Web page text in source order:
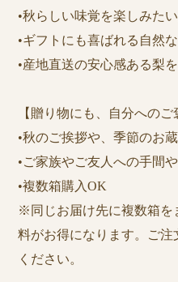
•秋らしい味覚を楽しみた
•ギフトにも喜ばれる自然
•産地直送の安心感ある梨
【贈り物にも、自分へのご
•秋のご挨拶や、季節のお
•ご家族やご友人への手間
•複数箱購入OK
※同じお届け先に複数箱を
料がお得になります。ご
ください。